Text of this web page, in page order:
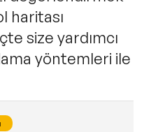
haritası
size yardımcı
yöntemleri ile